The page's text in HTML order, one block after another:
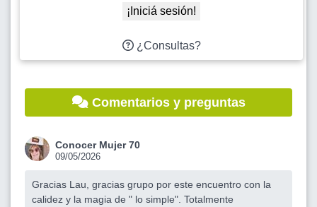
¡Iniciá sesión!
¿Consultas?
Comentarios y preguntas
Conocer Mujer 70
09/05/2026
Gracias Lau, gracias grupo por este encuentro con la
calidez y la magia de " lo simple". Totalmente